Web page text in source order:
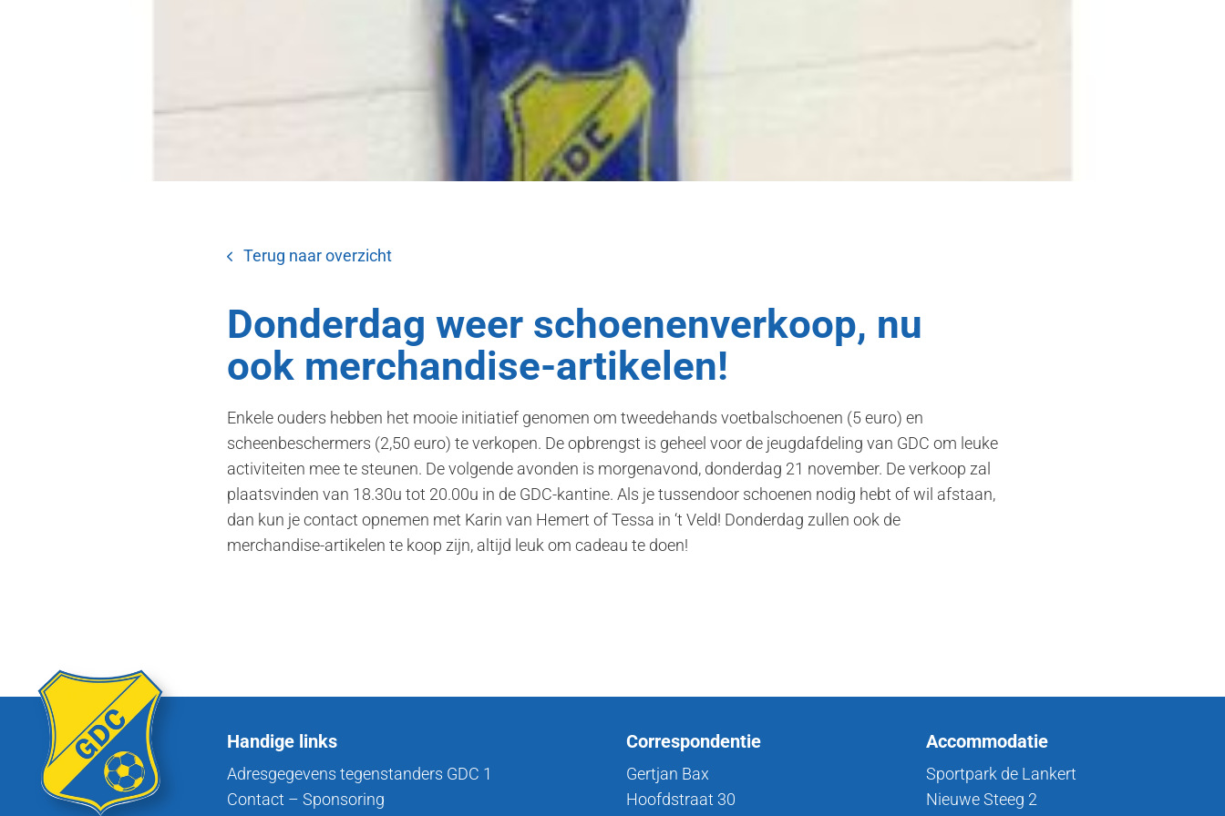
Terug naar overzicht
Donderdag weer schoenenverkoop, nu
ook merchandise-artikelen!
Enkele ouders hebben het mooie initiatief genomen om tweedehands voetbalschoenen (5 euro) en
scheenbeschermers (2,50 euro) te verkopen. De opbrengst is geheel voor de jeugdafdeling van GDC om leuke
activiteiten mee te steunen. De volgende avonden is morgenavond, donderdag 21 november. De verkoop zal
plaatsvinden van 18.30u tot 20.00u in de GDC-kantine. Als je tussendoor schoenen nodig hebt of wil afstaan,
dan kun je contact opnemen met Karin van Hemert of Tessa in ‘t Veld! Donderdag zullen ook de
merchandise-artikelen te koop zijn, altijd leuk om cadeau te doen!
Handige links
Adresgegevens tegenstanders GDC 1
Contact – Sponsoring
Correspondentie
Gertjan Bax
Hoofdstraat 30
Accommodatie
Sportpark de Lankert
Nieuwe Steeg 2